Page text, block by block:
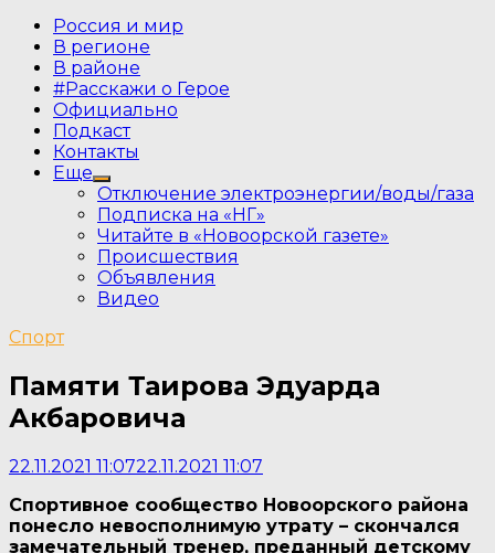
Россия и мир
В регионе
В районе
#Расскажи о Герое
Официально
Подкаст
Контакты
Еще
Show
sub
menu
Отключение электроэнергии/воды/газа
Подписка на «НГ»
Читайте в «Новоорской газете»
Происшествия
Объявления
Видео
Спорт
Памяти Таирова Эдуарда
Акбаровича
22.11.2021 11:0722.11.2021 11:07
Спортивное сообщество Новоорского района
понесло невосполнимую утрату – скончался
замечательный тренер, преданный детскому